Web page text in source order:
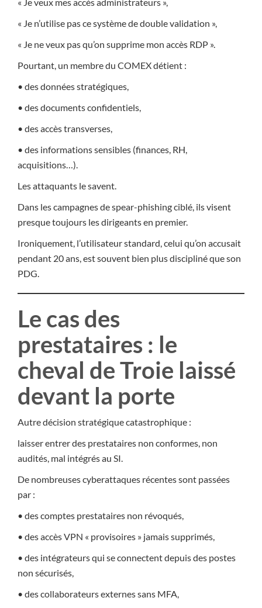
« Je veux mes accès administrateurs »,
« Je n’utilise pas ce système de double validation »,
« Je ne veux pas qu’on supprime mon accès RDP ».
Pourtant, un membre du COMEX détient :
• des données stratégiques,
• des documents confidentiels,
• des accès transverses,
• des informations sensibles (finances, RH,
acquisitions…).
Les attaquants le savent.
Dans les campagnes de spear-phishing ciblé, ils visent
presque toujours les dirigeants en premier.
Ironiquement, l’utilisateur standard, celui qu’on accusait
pendant 20 ans, est souvent bien plus discipliné que son
PDG.
Le cas des
prestataires : le
cheval de Troie laissé
devant la porte
Autre décision stratégique catastrophique :
laisser entrer des prestataires non conformes, non
audités, mal intégrés au SI.
De nombreuses cyberattaques récentes sont passées
par :
• des comptes prestataires non révoqués,
• des accès VPN « provisoires » jamais supprimés,
• des intégrateurs qui se connectent depuis des postes
non sécurisés,
• des collaborateurs externes sans MFA,